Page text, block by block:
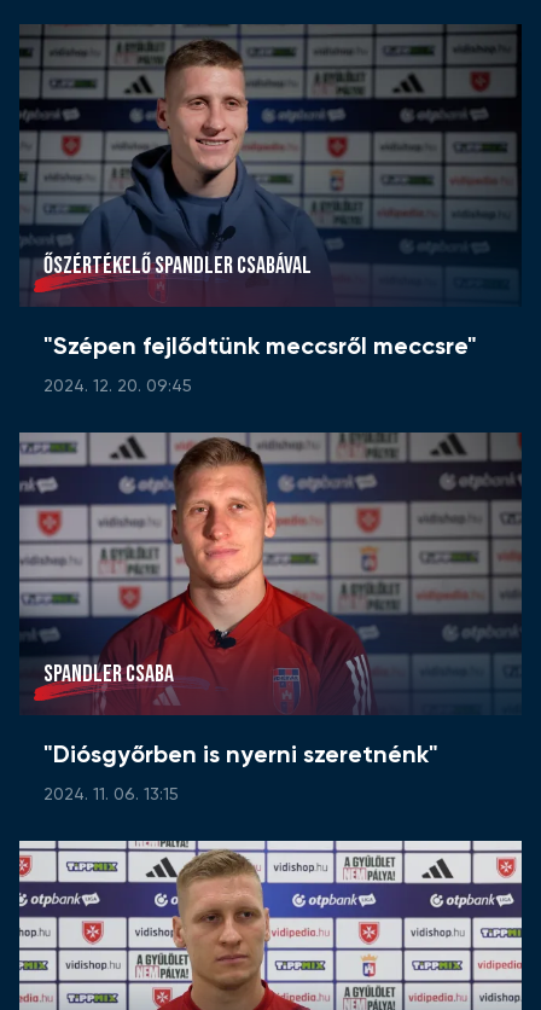
ŐSZÉRTÉKELŐ SPANDLER CSABÁVAL
"Szépen fejlődtünk meccsről meccsre"
2024. 12. 20. 09:45
SPANDLER CSABA
"Diósgyőrben is nyerni szeretnénk"
2024. 11. 06. 13:15